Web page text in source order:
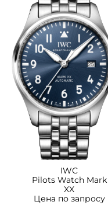
IWC
Pilots Watch Mark
XX
Цена по запросу